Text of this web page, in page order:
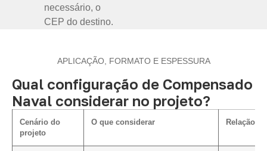
necessário, o
CEP do destino.
APLICAÇÃO, FORMATO E ESPESSURA
Qual configuração de Compensado
Naval considerar no projeto?
Cenário do
projeto
O que considerar Relação